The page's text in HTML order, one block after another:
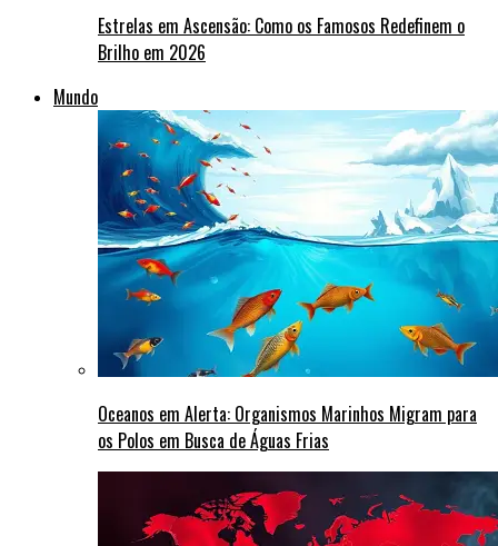
Estrelas em Ascensão: Como os Famosos Redefinem o
Brilho em 2026
Mundo
Oceanos em Alerta: Organismos Marinhos Migram para
os Polos em Busca de Águas Frias